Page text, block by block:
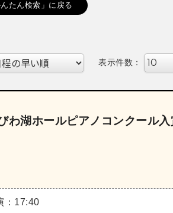
たん検索」に戻る
表示件数：
湖ホールピアノコンクール入
：17:40